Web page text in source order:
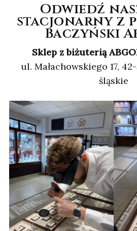
Odwiedź
stacjonarny z
Baczyński
Sklep z biżuterią
ul. Małachowskiego 17,
śląskie